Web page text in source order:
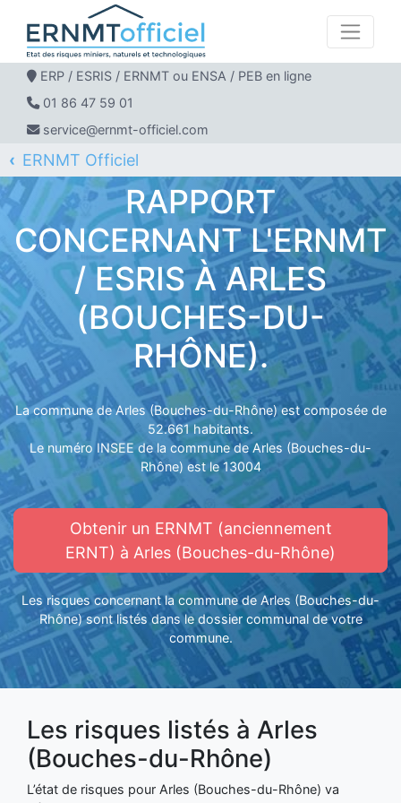
ERP / ESRIS / ERNMT ou ENSA / PEB en ligne
01 86 47 59 01
service@ernmt-officiel.com
ERNMT Officiel
ERP / ESRIS / ERNMT pour ARLES
RAPPORT
CONCERNANT L'ERNMT
/ ESRIS À ARLES
(BOUCHES-DU-
RHÔNE).
La commune de Arles (Bouches-du-Rhône) est composée de
52.661 habitants.
Le numéro INSEE de la commune de Arles (Bouches-du-
Rhône) est le 13004
Obtenir un ERNMT (anciennement
ERNT) à Arles (Bouches-du-Rhône)
Les risques concernant la commune de Arles (Bouches-du-
Rhône) sont listés dans le dossier communal de votre
commune.
Les risques listés à Arles
(Bouches-du-Rhône)
L’état de risques pour Arles (Bouches-du-Rhône) va